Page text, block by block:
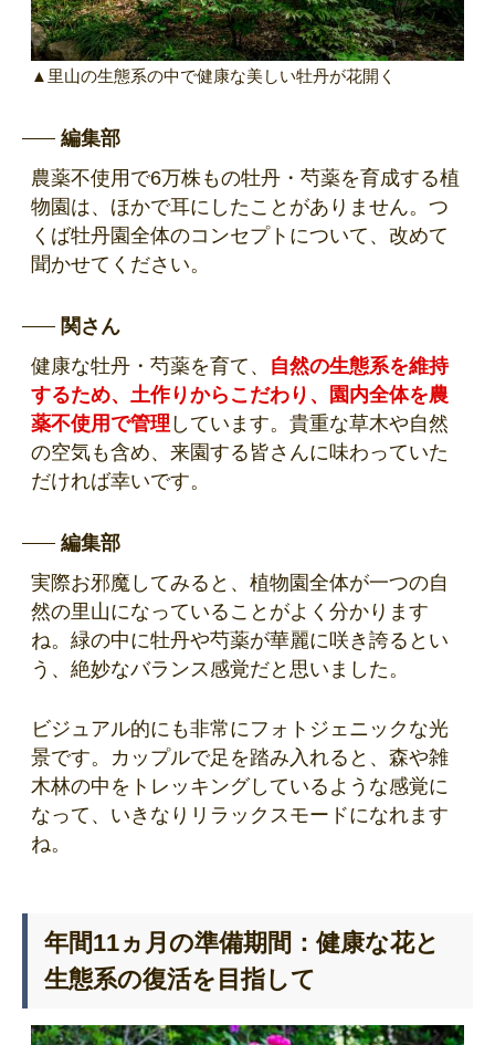
▲里山の生態系の中で健康な美しい牡丹が花開く
編集部
農薬不使用で6万株もの牡丹・芍薬を育成する植
物園は、ほかで耳にしたことがありません。つ
くば牡丹園全体のコンセプトについて、改めて
聞かせてください。
関さん
健康な牡丹・芍薬を育て、 自然の生態系を維持
するため、土作りからこだわり、園内全体を農
薬不使用で管理 しています。貴重な草木や自然
の空気も含め、来園する皆さんに味わっていた
だければ幸いです。
編集部
実際お邪魔してみると、植物園全体が一つの自
然の里山になっていることがよく分かります
ね。緑の中に牡丹や芍薬が華麗に咲き誇るとい
う、絶妙なバランス感覚だと思いました。
ビジュアル的にも非常にフォトジェニックな光
景です。カップルで足を踏み入れると、森や雑
木林の中をトレッキングしているような感覚に
なって、いきなりリラックスモードになれます
ね。
年間11ヵ月の準備期間：健康な花と
生態系の復活を目指して